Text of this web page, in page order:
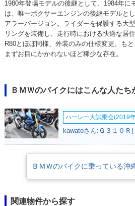
1980年登場モデルの後継として、1984年に
は、唯一ボクサーエンジンの後継モデルと
アラーバージョン。ライダーを保護する大
リングを装備し、走行時における快適な居
R80とほぼ同様、外装のみの仕様変更。も
まずお目にかかれないほど稀少な存在。
ＢＭＷのバイクにはこんな人たち
ハーレー大試乗会(2019
kawatoさん:Ｇ３１０Ｒ
ＢＭＷのバイクに乗っている沖
関連物件から探す